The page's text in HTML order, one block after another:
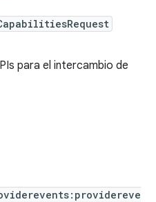
para el intercambio de